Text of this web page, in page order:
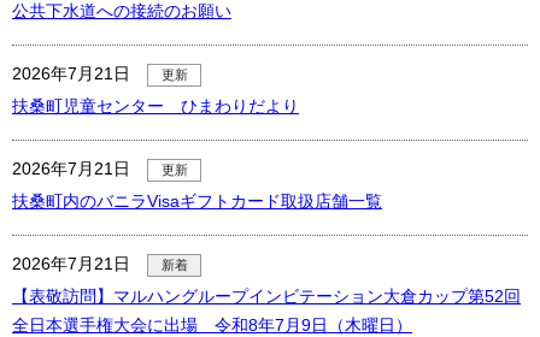
公共下水道への接続のお願い
2026年7月21日 更新
扶桑町児童センター ひまわりだより
2026年7月21日 更新
扶桑町内のバニラVisaギフトカード取扱店舗一覧
2026年7月21日 新着
【表敬訪問】マルハングループインビテーション大倉カップ第52回
全日本選手権大会に出場 令和8年7月9日（木曜日）